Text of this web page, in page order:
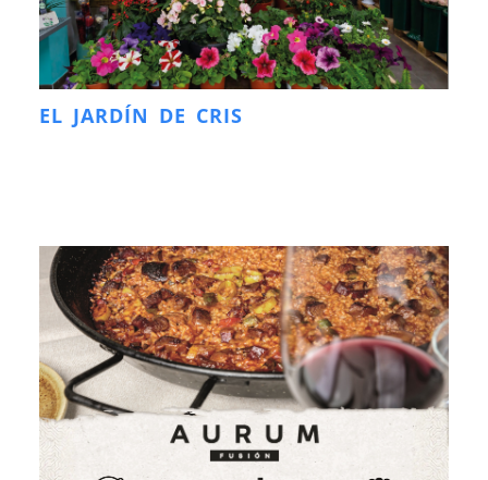
EL JARDÍN DE CRIS